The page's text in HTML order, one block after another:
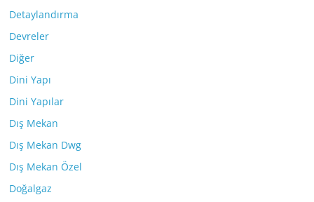
Detaylandırma
Devreler
Diğer
Dini Yapı
Dini Yapılar
Dış Mekan
Dış Mekan Dwg
Dış Mekan Özel
Doğalgaz